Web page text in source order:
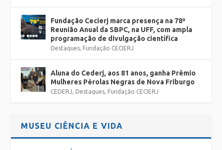
Fundação Cecierj marca presença na 78ª
Reunião Anual da SBPC, na UFF, com ampla
programação de divulgação científica
Destaques, Fundação CECIERJ
Aluna do Cederj, aos 81 anos, ganha Prêmio
Mulheres Pérolas Negras de Nova Friburgo
CEDERJ, Destaques, Fundação CECIERJ
MUSEU CIÊNCIA E VIDA